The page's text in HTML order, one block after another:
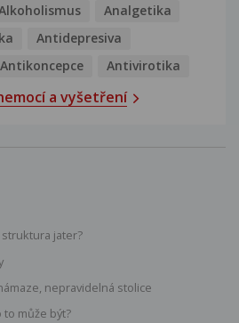
Analgetika
Antidepresiva
Antikoncepce Antivirotika
a vyšetření
jater?
nepravidelná stolice
to může být?